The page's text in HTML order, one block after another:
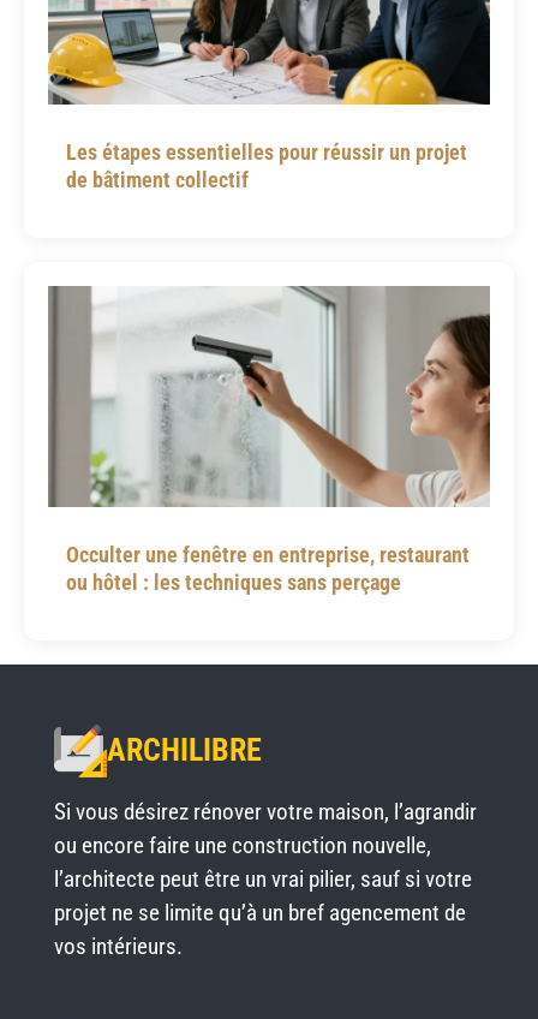
Les étapes essentielles pour réussir un projet
de bâtiment collectif
Occulter une fenêtre en entreprise, restaurant
ou hôtel : les techniques sans perçage
ARCHILIBRE
Si vous désirez rénover votre maison, l’agrandir
ou encore faire une construction nouvelle,
l’architecte peut être un vrai pilier, sauf si votre
projet ne se limite qu’à un bref agencement de
vos intérieurs.